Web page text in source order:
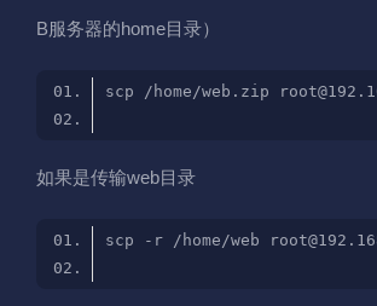
B服务器的home目录）
如果是传输web目录